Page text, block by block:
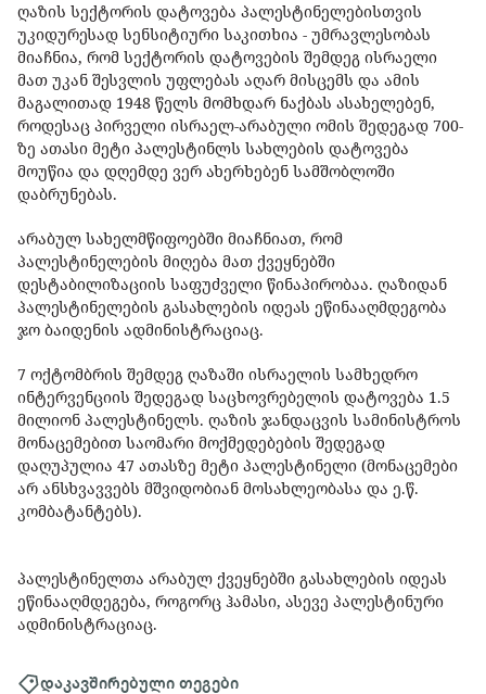
ღაზის სექტორის დატოვება პალესტინელებისთვის
უკიდურესად სენსიტიური საკითხია - უმრავლესობას
მიაჩნია, რომ სექტორის დატოვების შემდეგ ისრაელი
მათ უკან შესვლის უფლებას აღარ მისცემს და ამის
მაგალითად 1948 წელს მომხდარ ნაქბას ასახელებენ,
როდესაც პირველი ისრაელ-არაბული ომის შედეგად 700-
ზე ათასი მეტი პალესტინლს სახლების დატოვება
მოუწია და დღემდე ვერ ახერხებენ სამშობლოში
დაბრუნებას.
არაბულ სახელმწიფოებში მიაჩნიათ, რომ
პალესტინელების მიღება მათ ქვეყნებში
დესტაბილიზაციის საფუძველი წინაპირობაა. ღაზიდან
პალესტინელების გასახლების იდეას ეწინააღმდეგობა
ჯო ბაიდენის ადმინისტრაციაც.
7 ოქტომბრის შემდეგ ღაზაში ისრაელის სამხედრო
ინტერვენციის შედეგად საცხოვრებელის დატოვება 1.5
მილიონ პალესტინელს. ღაზის ჯანდაცვის სამინისტროს
მონაცემებით საომარი მოქმედებების შედეგად
დაღუპულია 47 ათასზე მეტი პალესტინელი (მონაცემები
არ ანსხვავვებს მშვიდობიან მოსახლეობასა და ე.წ.
კომბატანტებს).
პალესტინელთა არაბულ ქვეყნებში გასახლების იდეას
ეწინააღმდეგება, როგორც ჰამასი, ასევე პალესტინური
ადმინისტრაციაც.
დაკავშირებული თეგები